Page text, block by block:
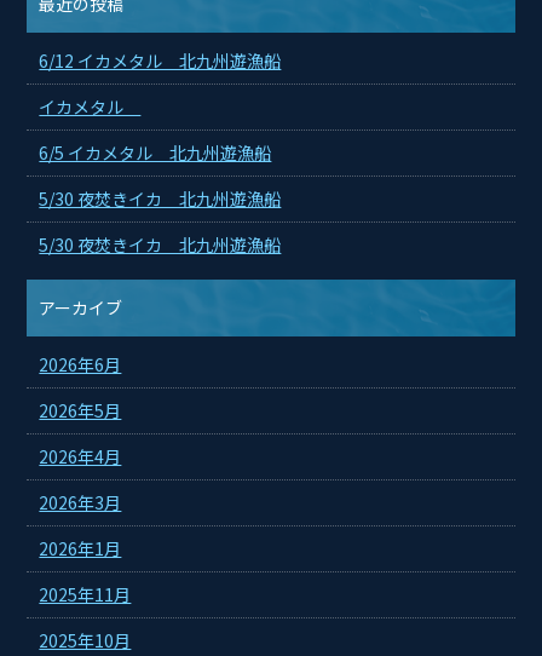
6/12 イカメタル 北九州遊漁船
イカメタル
6/5 イカメタル 北九州遊漁船
5/30 夜焚きイカ 北九州遊漁船
5/30 夜焚きイカ 北九州遊漁船
アーカイブ
2026年6月
2026年5月
2026年4月
2026年3月
2026年1月
2025年11月
2025年10月